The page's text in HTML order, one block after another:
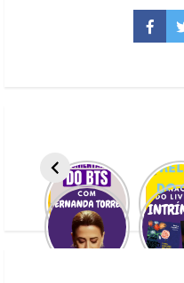
deveriam
conhecer